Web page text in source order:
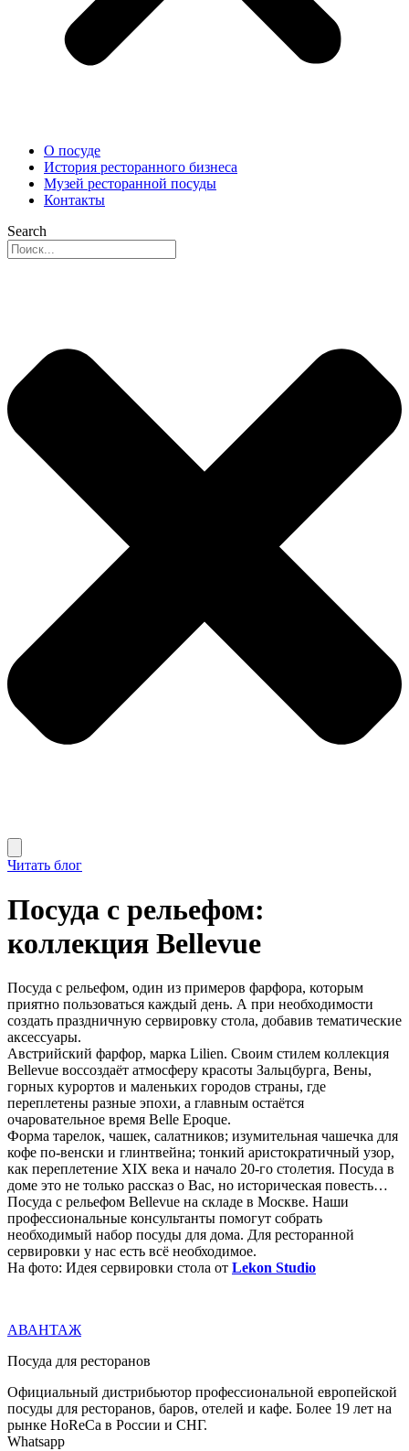
О посуде
История ресторанного бизнеса
Музей ресторанной посуды
Контакты
Search
Читать блог
Посуда с рельефом:
коллекция Bellevue
Посуда с рельефом, один из примеров фарфора, которым
приятно пользоваться каждый день. А при необходимости
создать праздничную сервировку стола, добавив тематические
аксессуары.
Австрийский фарфор, марка Lilien. Своим стилем коллекция
Bellevue воссоздаёт атмосферу красоты Зальцбурга, Вены,
горных курортов и маленьких городов страны, где
переплетены разные эпохи, а главным остаётся
очаровательное время Belle Epoque.
Форма тарелок, чашек, салатников; изумительная чашечка для
кофе по-венски и глинтвейна; тонкий аристократичный узор,
как переплетение XIX века и начало 20-го столетия. Посуда в
доме это не только рассказ о Вас, но историческая повесть…
Посуда с рельефом Bellevue на складе в Москве. Наши
профессиональные консультанты помогут собрать
необходимый набор посуды для дома. Для ресторанной
сервировки у нас есть всё необходимое.
На фото: Идея сервировки стола от Lekon Studio
АВАНТАЖ
Посуда для ресторанов
Официальный дистрибьютор профессиональной европейской
посуды для ресторанов, баров, отелей и кафе. Более 19 лет на
рынке HoReCa в России и СНГ.
Whatsapp